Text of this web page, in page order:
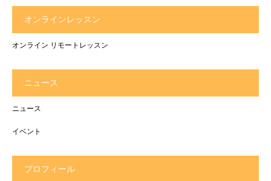
オンラインレッスン
オンライン リモートレッスン
ニュース
ニュース
イベント
プロフィール